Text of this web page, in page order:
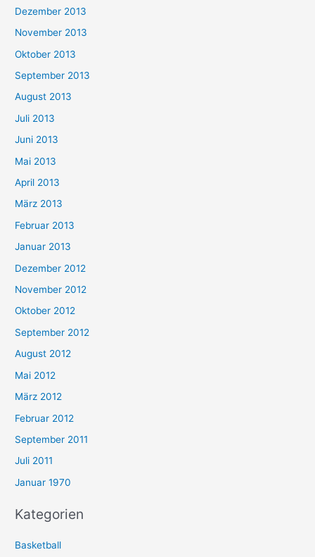
Dezember 2013
November 2013
Oktober 2013
September 2013
August 2013
Juli 2013
Juni 2013
Mai 2013
April 2013
März 2013
Februar 2013
Januar 2013
Dezember 2012
November 2012
Oktober 2012
September 2012
August 2012
Mai 2012
März 2012
Februar 2012
September 2011
Juli 2011
Januar 1970
Kategorien
Basketball